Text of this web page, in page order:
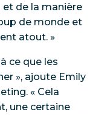
de la manière
de monde et
atout. »
ce que les
», ajoute Emily
« Cela
une certaine